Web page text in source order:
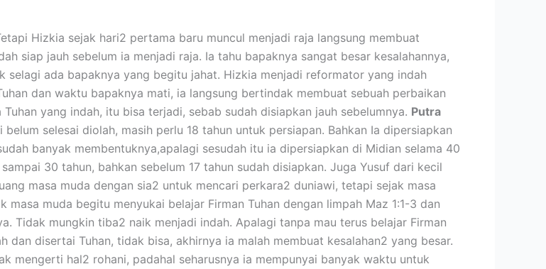
Hizkia sejak hari2 pertama baru muncul menjadi raja langsung membuat
siap jauh sebelum ia menjadi raja. Ia tahu bapaknya sangat besar kesalahannya,
ada bapaknya yang begitu jahat. Hizkia menjadi reformator yang indah
dan waktu bapaknya mati, ia langsung bertindak membuat sebuah perbaikan
yang indah, itu bisa terjadi, sebab sudah disiapkan jauh sebelumnya. Putra
selesai diolah, masih perlu 18 tahun untuk persiapan. Bahkan Ia dipersiapkan
banyak membentuknya,apalagi sesudah itu ia dipersiapkan di Midian selama 40
30 tahun, bahkan sebelum 17 tahun sudah disiapkan. Juga Yusuf dari kecil
masa muda dengan sia2 untuk mencari perkara2 duniawi, tetapi sejak masa
muda begitu menyukai belajar Firman Tuhan dengan limpah Maz 1:1-3 dan
Tidak mungkin tiba2 naik menjadi indah. Apalagi tanpa mau terus belajar Firman
dan disertai Tuhan, tidak bisa, akhirnya ia malah membuat kesalahan2 yang besar.
mengerti hal2 rohani, padahal seharusnya ia mempunyai banyak waktu untuk